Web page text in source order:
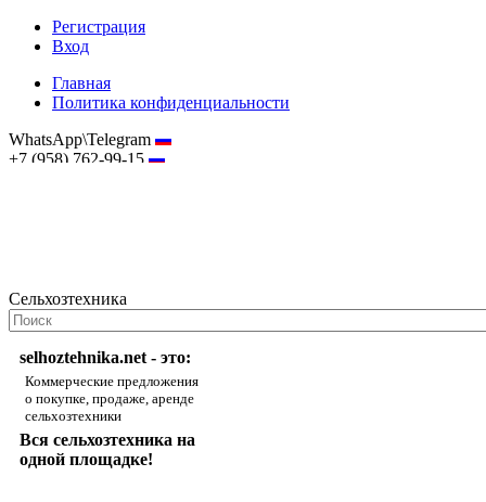
Регистрация
Вход
Главная
Политика конфиденциальности
WhatsApp\Telegram
+7 (958) 762-99-15
Сельхозтехника
selhoztehnika.net - это:
Коммерческие предложения
о покупке, продаже, аренде
сельхозтехники
Вся сельхозтехника на
одной площадке!